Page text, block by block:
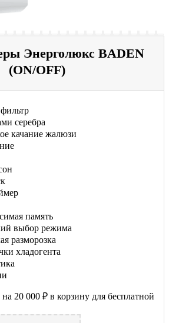
Энерголюкс BADEN
(ON/OFF)
серебра
качание жалюзи
память
выбор режима
разморозка
хладогента
на 20 000 ₽ в корзину для бесплатной